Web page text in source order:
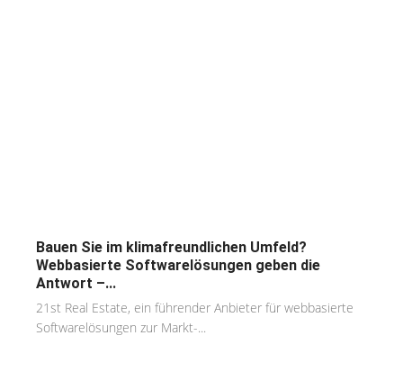
Bauen Sie im klimafreundlichen Umfeld?
Webbasierte Softwarelösungen geben die
Antwort –...
21st Real Estate, ein führender Anbieter für webbasierte
Softwarelösungen zur Markt-...